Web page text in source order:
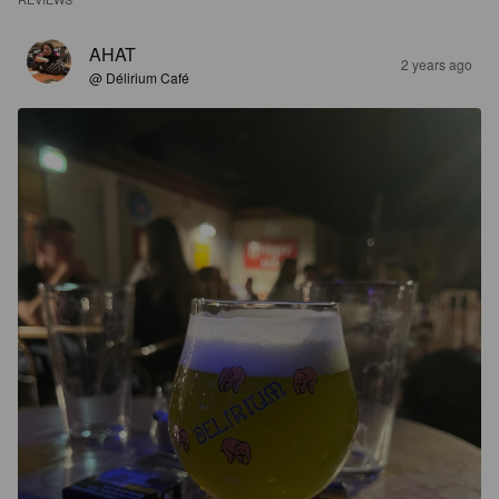
AHAT
@ Délirium Café
2 years ago